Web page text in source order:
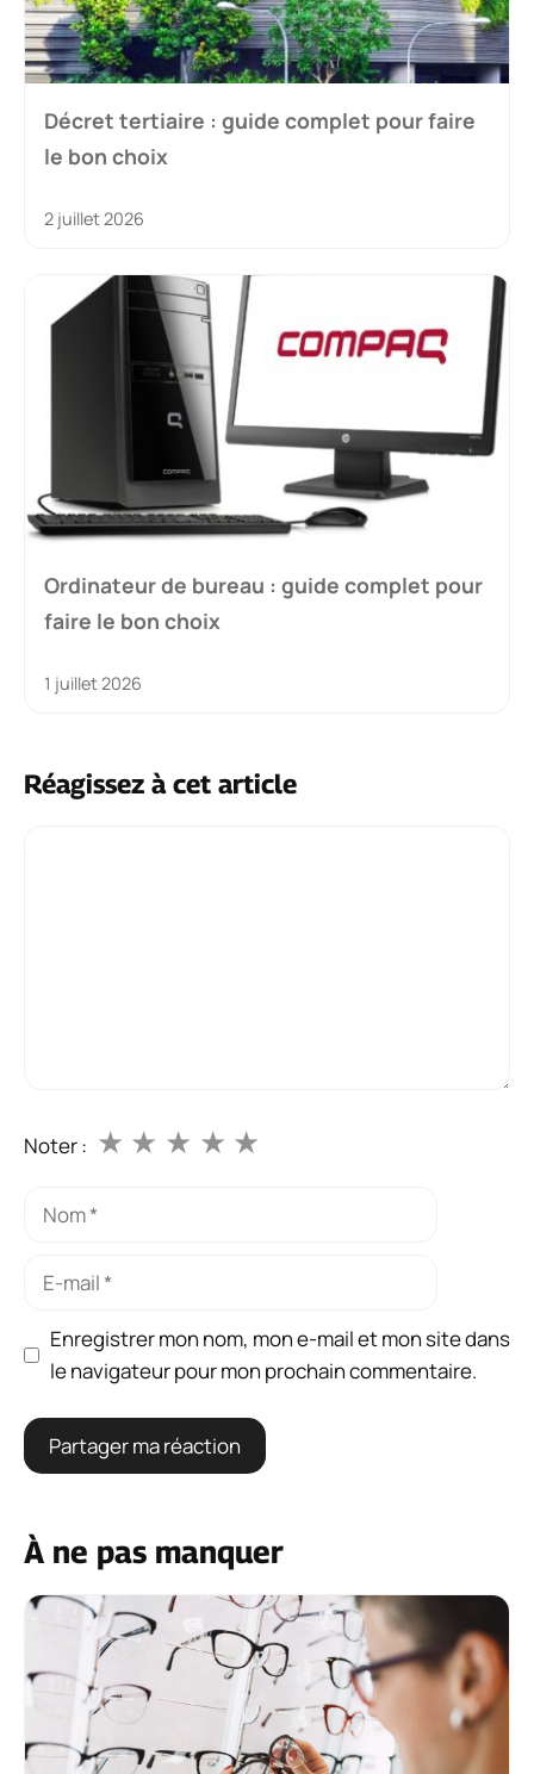
Décret tertiaire : guide complet pour faire
le bon choix
2 juillet 2026
Ordinateur de bureau : guide complet pour
faire le bon choix
1 juillet 2026
Réagissez à cet article
Noter : ★
★
★
★
★
Nom
Enregistrer mon nom, mon e-mail et mon site dans
le navigateur pour mon prochain commentaire.
À ne pas manquer